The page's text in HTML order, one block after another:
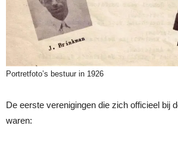
Portretfoto’s bestuur in 1926
De eerste verenigingen die zich officieel bij
waren: